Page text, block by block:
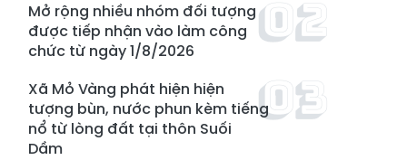
Mở rộng nhiều nhóm đối tượng
được tiếp nhận vào làm công
chức từ ngày 1/8/2026
Xã Mỏ Vàng phát hiện hiện
tượng bùn, nước phun kèm tiếng
nổ từ lòng đất tại thôn Suối
Dầm